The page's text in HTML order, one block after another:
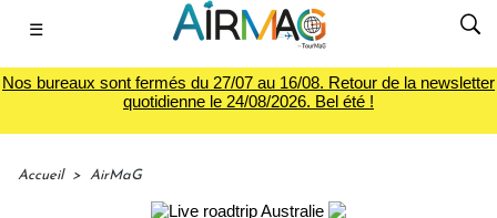
☰
Nos bureaux sont fermés du 27/07 au 16/08. Retour de la newsletter
quotidienne le 24/08/2026. Bel été !
Accueil > AirMaG